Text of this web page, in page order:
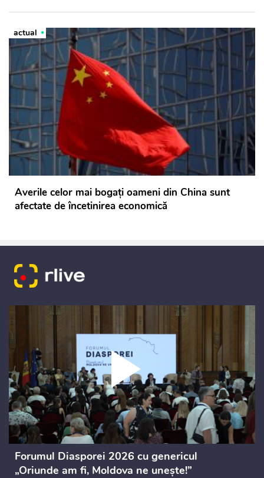
actual
Averile celor mai bogați oameni din China sunt
afectate de încetinirea economică
Forumul Diasporei 2026 cu genericul
„Oriunde am fi, Moldova ne unește!”